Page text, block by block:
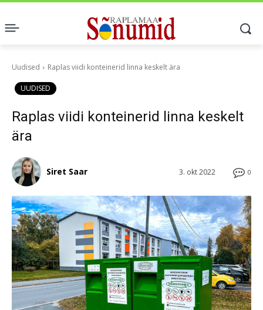
Uudised Raplas viidi konteinerid linna keskelt ära
UUDISED
Raplas viidi konteinerid linna keskelt
ära
0
3. okt 2022
Siret Saar